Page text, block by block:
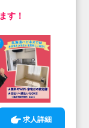
す！
求人詳細